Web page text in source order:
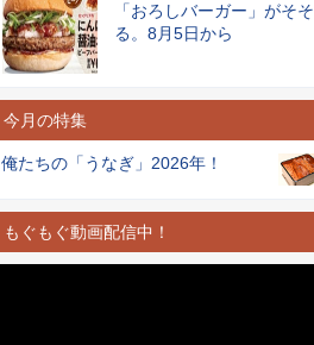
「おろしバーガー」がそそ
る。8月5日から
今月の特集
俺たちの「うなぎ」2026年！
もぐもぐ動画配信中！